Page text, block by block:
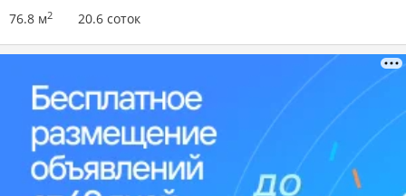
76.8 м2 20.6 соток